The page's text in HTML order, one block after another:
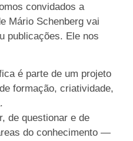
convidados a
Mário Schenberg vai
publicações. Ele nos
é parte de um projeto
formação, criatividade,
de questionar e de
do conhecimento —